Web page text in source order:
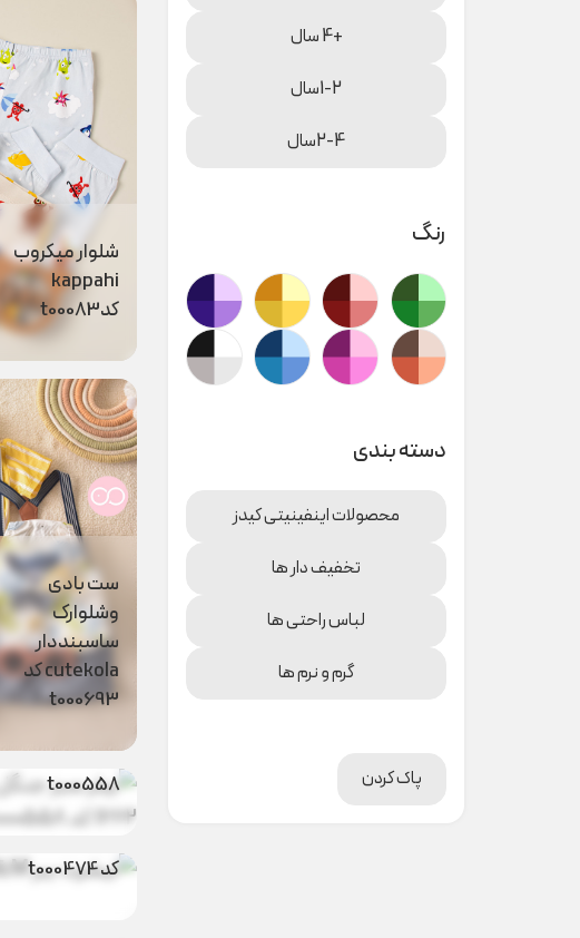
+4 سال
1-2سال
2-4سال
رنگ
دسته بندی
محصولات اینفینیتی کیدز
تخفیف دار ها
لباس راحتی ها
گرم و نرم ها
پاک کردن
شلوار میکروب
kappahi
کدt00083
ست بادی
وشلوارک
ساسبنددار
cutekola کد
t000693
بیلر سبز جنگل و
1662 کد
t000558
کد t000474